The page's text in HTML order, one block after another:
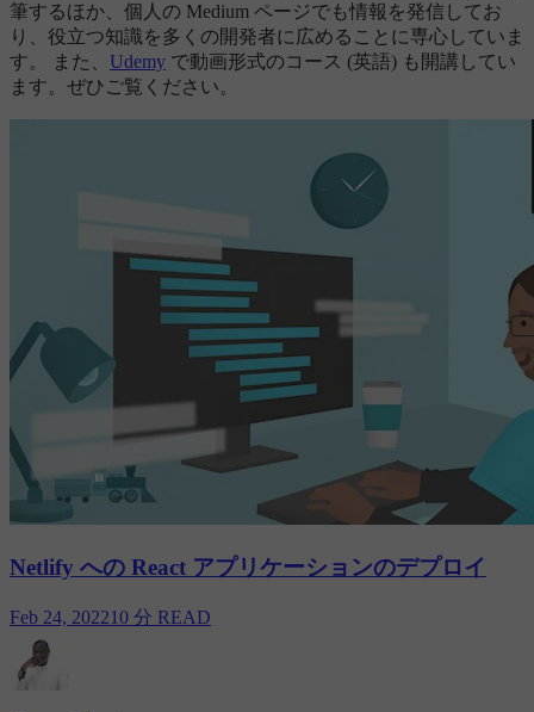
筆するほか、個人の Medium ページでも情報を発信してお
り、役立つ知識を多くの開発者に広めることに専心していま
す。 また、 Udemy で動画形式のコース (英語) も開講してい
ます。ぜひご覧ください。
Netlify への React アプリケーションのデプロイ
Feb 24, 202210 分 READ